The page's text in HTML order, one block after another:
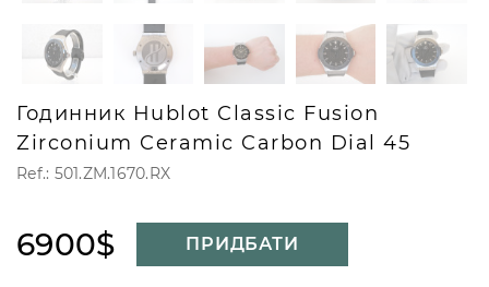
Годинник Hublot Classic Fusion
Zirconium Ceramic Carbon Dial 45
Ref.: 501.ZM.1670.RX
6900$ ПРИДБАТИ